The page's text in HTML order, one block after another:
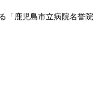
「鹿児島市立病院名誉院